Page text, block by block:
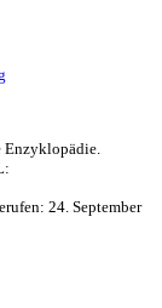
Enzyklopädie.
24. September